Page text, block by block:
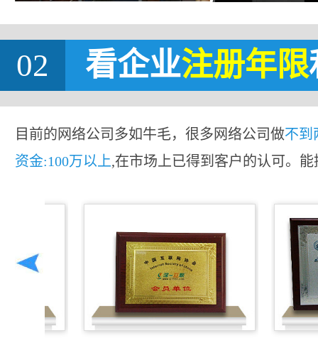
02 看企业注册年限
目前的网络公司多如牛毛，很多网络公司做不到
资金:100万以上,在市场上已得到客户的认可。